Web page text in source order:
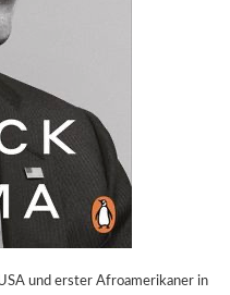
und erster Afroamerikaner in